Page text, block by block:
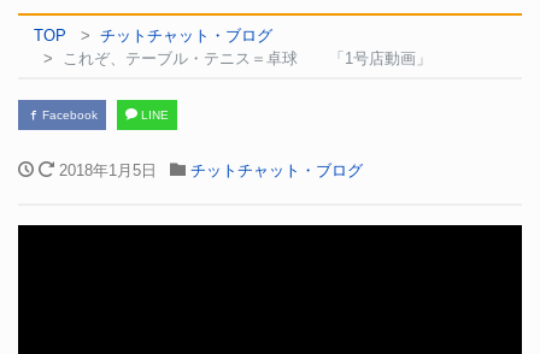
TOP
チットチャット・ブログ
これぞ、テーブル・テニス＝卓球 「1号店動画」
Facebook LINE
2018年1月5日 チットチャット・ブログ